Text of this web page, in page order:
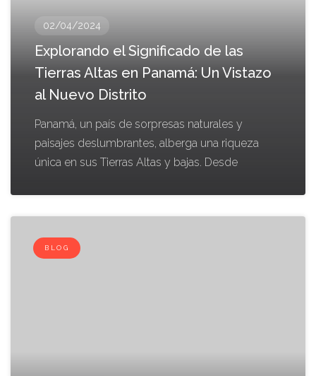
02/04/2024
Explorando el Significado de las
Tierras Altas en Panamá: Un Vistazo
al Nuevo Distrito
Panamá, un país de sorpresas naturales y
paisajes deslumbrantes, alberga una riqueza
única en sus Tierras Altas y bajas. Desde
BLOG